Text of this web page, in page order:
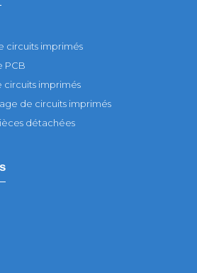
circuits imprimés
PCB
circuits imprimés
de circuits imprimés
détachées